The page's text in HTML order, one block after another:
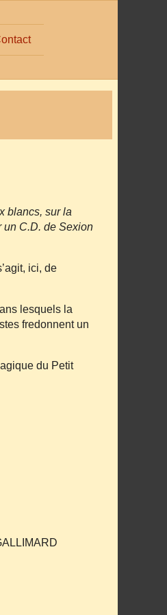
blancs, sur la
un C.D. de Sexion
ici, de
lesquels la
fredonnent un
du Petit